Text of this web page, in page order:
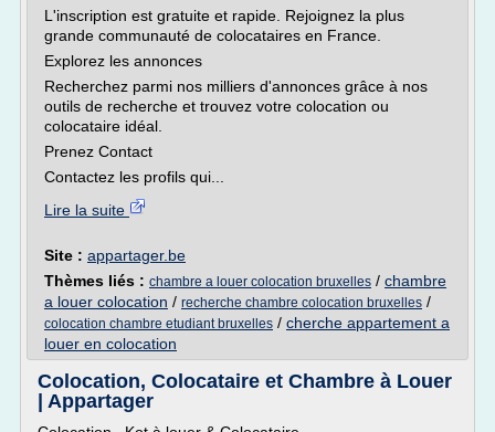
L'inscription est gratuite et rapide. Rejoignez la plus
grande communauté de colocataires en France.
Explorez les annonces
Recherchez parmi nos milliers d'annonces grâce à nos
outils de recherche et trouvez votre colocation ou
colocataire idéal.
Prenez Contact
Contactez les profils qui...
Lire la suite
Site : appartager.be
Thèmes liés : chambre a louer colocation bruxelles / chambre
a louer colocation / recherche chambre colocation bruxelles /
colocation chambre etudiant bruxelles / cherche appartement a
louer en colocation
Colocation, Colocataire et Chambre à Louer
| Appartager